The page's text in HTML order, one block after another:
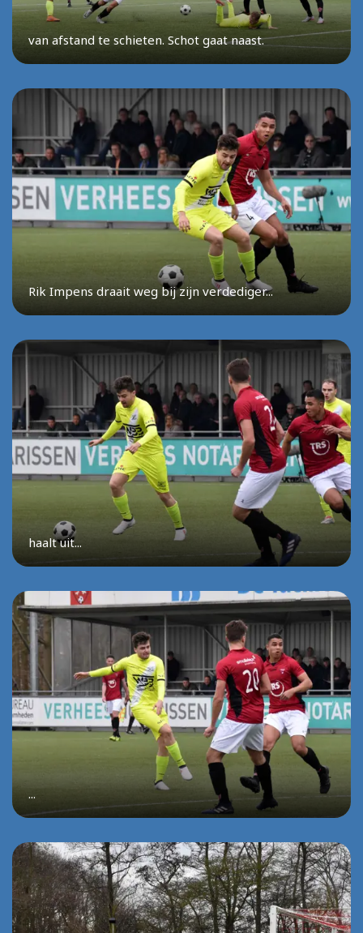
van afstand te schieten. Schot gaat naast.
Rik Impens draait weg bij zijn verdediger...
haalt uit...
...